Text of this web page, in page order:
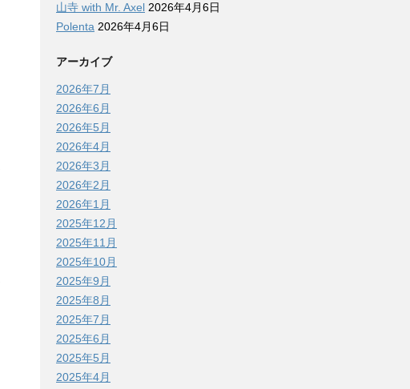
山寺 with Mr. Axel 2026年4月6日
Polenta 2026年4月6日
アーカイブ
2026年7月
2026年6月
2026年5月
2026年4月
2026年3月
2026年2月
2026年1月
2025年12月
2025年11月
2025年10月
2025年9月
2025年8月
2025年7月
2025年6月
2025年5月
2025年4月